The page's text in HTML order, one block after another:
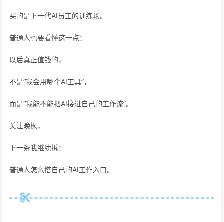
买的是下一代AI员工的训练场。
普通人也要看懂这一点：
以后真正值钱的，
不是“我会用哪个AI工具”，
而是“我能不能把AI接进自己的工作流”。
关注晚枫，
下一条我继续拆：
普通人怎么搭自己的AI工作入口。